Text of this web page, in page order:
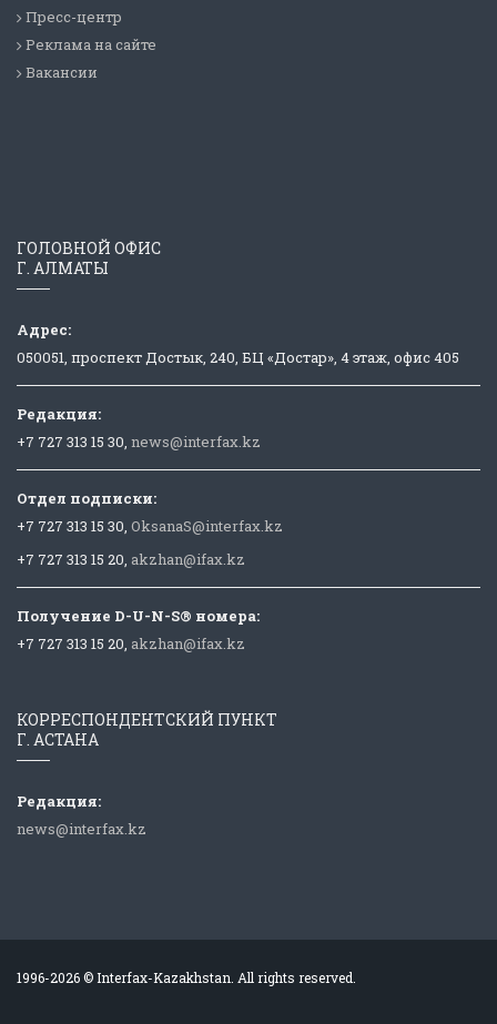
Пресс-центр
Реклама на сайте
Вакансии
ГОЛОВНОЙ ОФИС
Г. АЛМАТЫ
Адрес:
050051, проспект Достык, 240, БЦ «Достар», 4 этаж, офис 405
Редакция:
+7 727 313 15 30, news@interfax.kz
Отдел подписки:
+7 727 313 15 30, OksanaS@interfax.kz
+7 727 313 15 20, akzhan@ifax.kz
Получение D-U-N-S® номера:
+7 727 313 15 20, akzhan@ifax.kz
КОРРЕСПОНДЕНТСКИЙ ПУНКТ
Г. АСТАНА
Редакция:
news@interfax.kz
1996-2026 © Interfax-Kazakhstan. All rights reserved.